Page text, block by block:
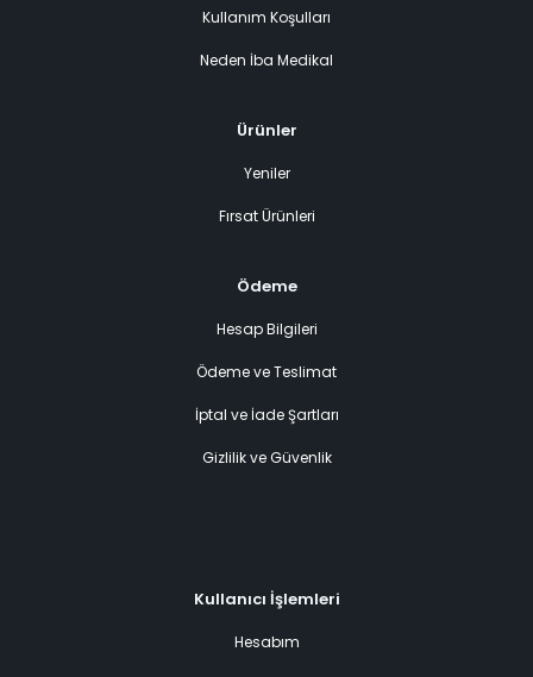
Kullanım Koşulları
Neden İba Medikal
Ürünler
Yeniler
Fırsat Ürünleri
Ödeme
Hesap Bilgileri
Ödeme ve Teslimat
İptal ve İade Şartları
Gizlilik ve Güvenlik
Kullanıcı İşlemleri
Hesabım